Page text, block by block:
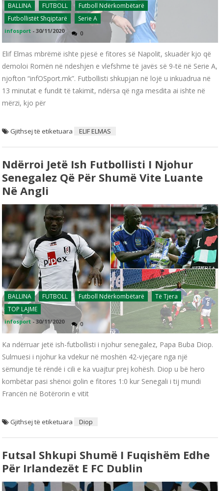
BALLINA FUTBOLL
Futboll Ndërkombëtarë
Futbollistët Shqiptarë
Serie A
infosport -30/11/2020 0
Elif Elmas mbrëmë ishte pjesë e fitores së Napolit, skuadër kjo që
demoloi Romën në ndeshjen e vlefshme të javës së 9-të në Serie A,
njofton “infOSport.mk”. Futbollisti shkupjan në lojë u inkuadrua në
13 minutat e fundit të takimit, ndërsa që nga mesdita ai ishte në
mërzi, kjo për
Gjithsej të etiketuara ELIF ELMAS
Ndërroi Jetë Ish Futbollisti I Njohur
Senegalez Që Për Shumë Vite Luante
Në Angli
BALLINA FUTBOLL Futboll Ndërkombëtarë
Të Tjera
TOP LAJME
infosport -30/11/2020 0
Ka ndërruar jetë ish-futbollisti i njohur senegalez, Papa Buba Diop.
Sulmuesi i njohur ka vdekur në moshën 42-vjeçare nga një
sëmundje të rëndë i cili e ka vuajtur prej kohësh. Diop u bë hero
kombëtar pasi shënoi golin e fitores 1:0 kur Senegali i tij mundi
Francën në Botërorin e vitit
Gjithsej të etiketuara Diop
Futsal Shkupi Shumë I Fuqishëm Edhe
Për Irlandezët E FC Dublin